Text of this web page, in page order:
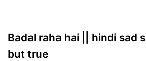
Badal raha hai || hindi sad
but true